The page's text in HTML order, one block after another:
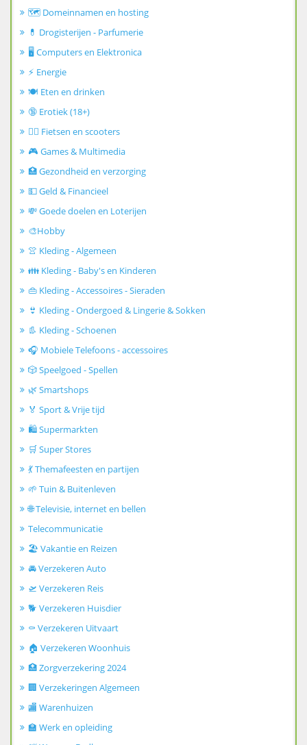
🗺️ Domeinnamen en hosting
💊 Drogisterijen - Parfumerie
🖥️ Computers en Elektronica
⚡ Energie
🍽️ Eten en drinken
🔞 Erotiek (18+)
🚴‍♂️ Fietsen en scooters
🎮 Games & Multimedia
🏥 Gezondheid en verzorging
💵 Geld & Financieel
💸 Goede doelen en Loterijen
🎨Hobby
👚 Kleding - Algemeen
👪 Kleding - Baby's en Kinderen
👜 Kleding - Accessoires - Sieraden
👙 Kleding - Ondergoed & Lingerie & Sokken
👢 Kleding - Schoenen
🎧 Mobiele Telefoons - accessoires
🎲 Speelgoed - Spellen
🌿 Smartshops
🏅 Sport & Vrije tijd
🛍️ Supermarkten
🛒 Super Stores
💃 Themafeesten en partijen
🌱 Tuin & Buitenleven
🌐 Televisie, internet en bellen
Telecommunicatie
🏖️ Vakantie en Reizen
🚘 Verzekeren Auto
🛫 Verzekeren Reis
🐕 Verzekeren Huisdier
⚰️ Verzekeren Uitvaart
🏠 Verzekeren Woonhuis
🏥 Zorgverzekering 2024
🏢 Verzekeringen Algemeen
🏬 Warenhuizen
🏫 Werk en opleiding